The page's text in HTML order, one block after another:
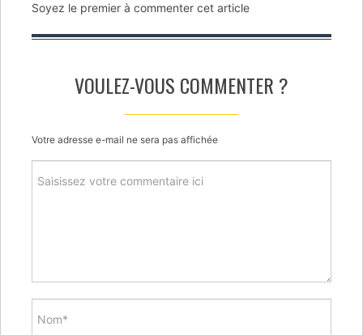
Soyez le premier à commenter cet article
VOULEZ-VOUS COMMENTER ?
Votre adresse e-mail ne sera pas affichée